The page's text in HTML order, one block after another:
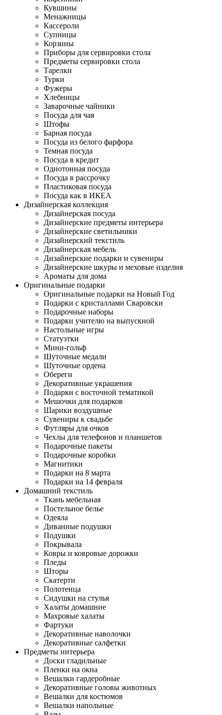
Кувшины
Менажницы
Кассероли
Супницы
Корзины
Приборы для сервировки стола
Предметы сервировки стола
Тарелки
Турки
Фужеры
Хлебницы
Заварочные чайники
Посуда для чая
Штофы
Барная посуда
Посуда из белого фарфора
Темная посуда
Посуда в кредит
Однотонная посуда
Посуда в рассрочку
Пластиковая посуда
Посуда как в ИКЕА
Дизайнерская коллекция
Дизайнерская посуда
Дизайнерские предметы интерьера
Дизайнерские светильники
Дизайнерский текстиль
Дизайнерская мебель
Дизайнерские подарки и сувениры
Дизайнерские шкуры и меховые изделия
Ароматы для дома
Оригинальные подарки
Оригинальные подарки на Новый Год
Подарки с кристаллами Сваровски
Подарочные наборы
Подарки учителю на выпускной
Настольные игры
Статуэтки
Мини-гольф
Шуточные медали
Шуточные ордена
Обереги
Декоративные украшения
Подарки с восточной тематикой
Мешочки для подарков
Шарики воздушные
Сувениры к свадьбе
Футляры для очков
Чехлы для телефонов и планшетов
Подарочные пакеты
Подарочные коробки
Магнитики
Подарки на 8 марта
Подарки на 14 февраля
Домашний текстиль
Ткань мебельная
Постельное белье
Одеяла
Диванные подушки
Подушки
Покрывала
Ковры и ковровые дорожки
Пледы
Шторы
Скатерти
Полотенца
Сидушки на стулья
Халаты домашние
Махровые халаты
Фартуки
Декоративные наволочки
Декоративные салфетки
Предметы интерьера
Доски гладильные
Пленки на окна
Вешалки гардеробные
Декоративные головы животных
Вешалки для костюмов
Вешалки напольные